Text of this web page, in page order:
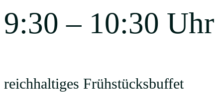
9:30 – 10:30 Uhr
reichhaltiges Frühstücksbuffet